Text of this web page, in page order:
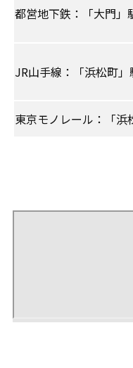
都営地下鉄：「大門」
JR山手線：「浜松町
東京モノレール：「